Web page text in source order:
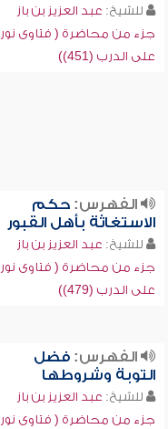
للشيخ: عبد العزيز بن باز
جزء من محاضرة ( فتاوى نور
على الدرب (451))
الفهرس:حكم
الاستغاثة بأهل القبور
للشيخ: عبد العزيز بن باز
جزء من محاضرة ( فتاوى نور
على الدرب (479))
الفهرس:فضل
التوبة وشروطها
للشيخ: عبد العزيز بن باز
جزء من محاضرة ( فتاوى نور